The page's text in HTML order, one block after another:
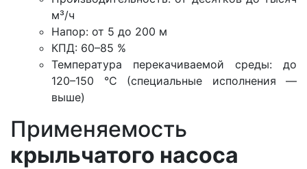
м³/ч
Напор: от 5 до 200 м
КПД: 60–85 %
Температура перекачиваемой среды: до
120–150 °C (специальные исполнения —
выше)
Применяемость
крыльчатого насоса